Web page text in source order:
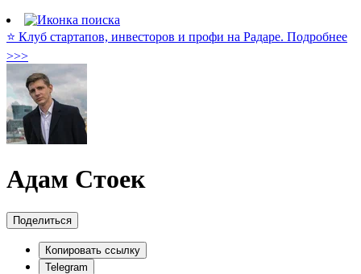
⭐️ Клуб стартапов, инвесторов и профи на Радаре. Подробнее
>>>
Адам Стоек
Поделиться
Копировать ссылку
Telegram